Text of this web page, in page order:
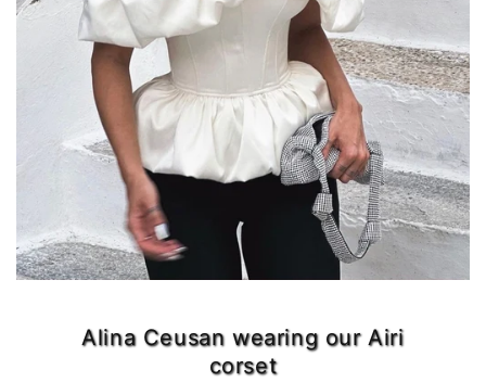
Alina Ceusan wearing our Airi
corset